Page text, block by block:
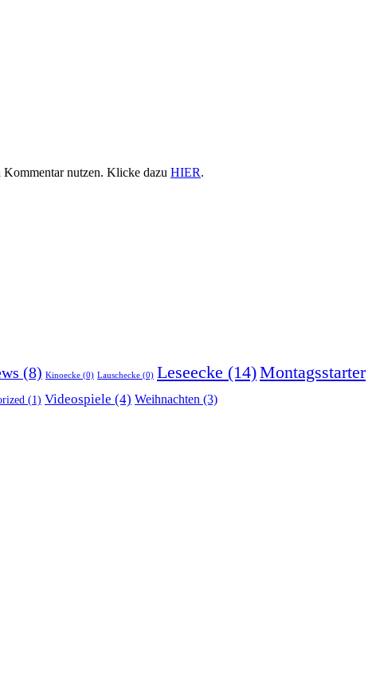
nutzen. Klicke dazu HIER.
(8) Kinoecke (0) Lauschecke (0) Leseecke (14)Montagsstarter
(1) Videospiele (4) Weihnachten (3)